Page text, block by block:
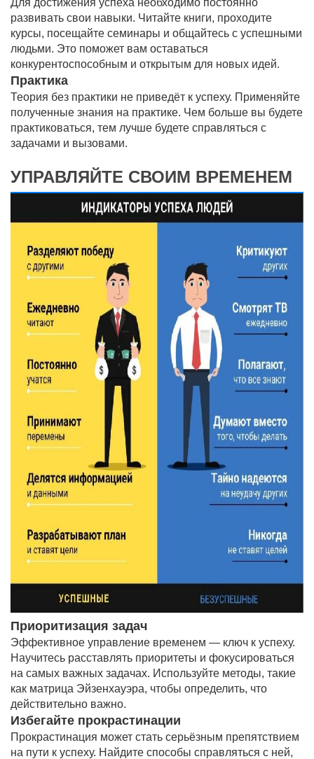
Для достижения успеха необходимо постоянно
развивать свои навыки. Читайте книги, проходите
курсы, посещайте семинары и общайтесь с успешными
людьми. Это поможет вам оставаться
конкурентоспособным и открытым для новых идей.
Практика
Теория без практики не приведёт к успеху. Применяйте
полученные знания на практике. Чем больше вы будете
практиковаться, тем лучше будете справляться с
задачами и вызовами.
УПРАВЛЯЙТЕ СВОИМ ВРЕМЕНЕМ
Приоритизация задач
Эффективное управление временем — ключ к успеху.
Научитесь расставлять приоритеты и фокусироваться
на самых важных задачах. Используйте методы, такие
как матрица Эйзенхауэра, чтобы определить, что
действительно важно.
Избегайте прокрастинации
Прокрастинация может стать серьёзным препятствием
на пути к успеху. Найдите способы справляться с ней,